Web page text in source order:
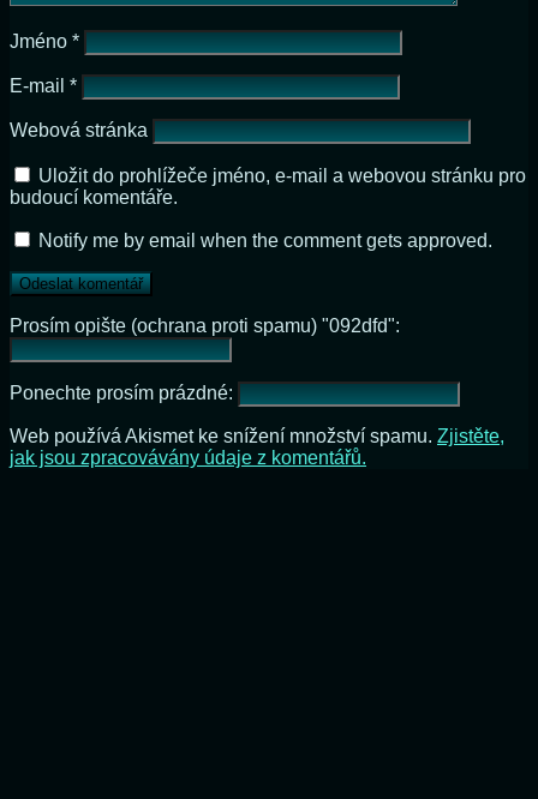
Jméno *
E-mail *
Webová stránka
Uložit do prohlížeče jméno, e-mail a webovou stránku pro
budoucí komentáře.
Notify me by email when the comment gets approved.
Prosím opište (ochrana proti spamu) "092dfd":
Ponechte prosím prázdné:
Web používá Akismet ke snížení množství spamu. Zjistěte,
jak jsou zpracovávány údaje z komentářů.